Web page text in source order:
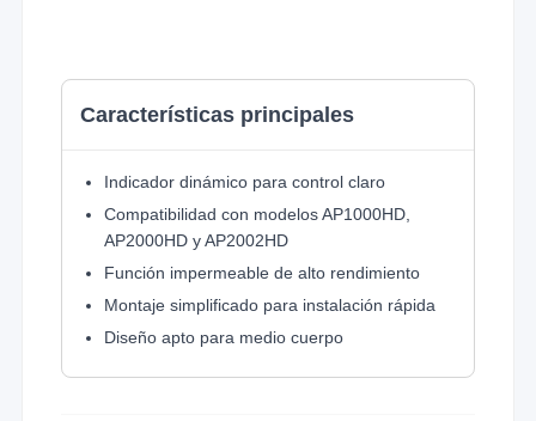
Características principales
Indicador dinámico para control claro
Compatibilidad con modelos AP1000HD,
AP2000HD y AP2002HD
Función impermeable de alto rendimiento
Montaje simplificado para instalación rápida
Diseño apto para medio cuerpo